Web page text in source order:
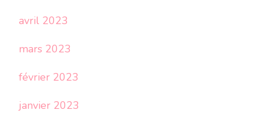
avril 2023
mars 2023
février 2023
janvier 2023